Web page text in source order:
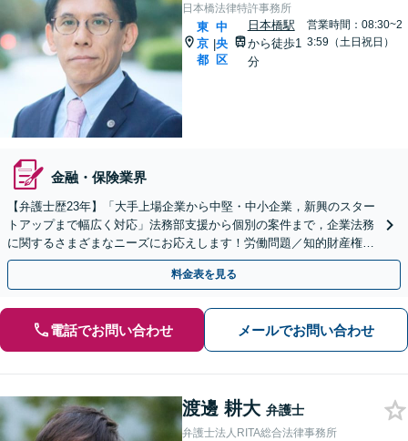
日本橋法律特許事務所
東
京
都
|
中
央
区
日本橋駅
から徒歩1
分
営業時間：08:30~2
3:59（土日祝日）
金融・保険業界
【弁護士歴23年】「大手上場企業から中堅・中小企業，新興のスター
トアップまで幅広く対応」法務部支援から個別の案件まで，企業法務
に関するさまざまなニーズにお応えします！労働問題／知的財産権の
保護／M&A／コンプライアンス体制の構築ほか
料金表を見る
電話でお問い合わせ メールでお問い合わせ
渡邊 耕大 弁護士
弁護士法人RITA総合法律事務所